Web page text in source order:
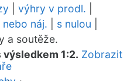
výhry v prodl.
náj. s nulou
a soutěže.
1:2. Zobrazit